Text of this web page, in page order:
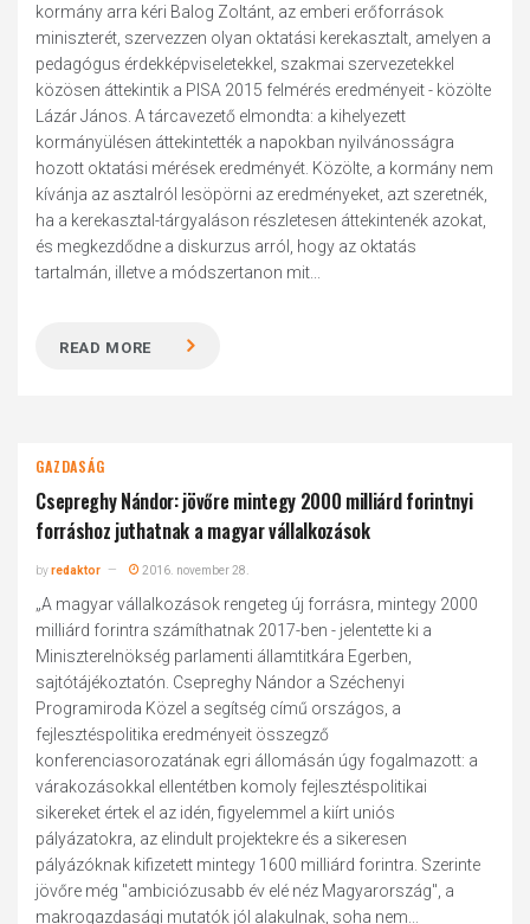
kormány arra kéri Balog Zoltánt, az emberi erőforrások
miniszterét, szervezzen olyan oktatási kerekasztalt, amelyen a
pedagógus érdekképviseletekkel, szakmai szervezetekkel
közösen áttekintik a PISA 2015 felmérés eredményeit - közölte
Lázár János. A tárcavezető elmondta: a kihelyezett
kormányülésen áttekintették a napokban nyilvánosságra
hozott oktatási mérések eredményét. Közölte, a kormány nem
kívánja az asztalról lesöpörni az eredményeket, azt szeretnék,
ha a kerekasztal-tárgyaláson részletesen áttekintenék azokat,
és megkezdődne a diskurzus arról, hogy az oktatás
tartalmán, illetve a módszertanon mit...
READ MORE
GAZDASÁG
Csepreghy Nándor: jövőre mintegy 2000 milliárd forintnyi
forráshoz juthatnak a magyar vállalkozások
byredaktor 2016. november 28.
„A magyar vállalkozások rengeteg új forrásra, mintegy 2000
milliárd forintra számíthatnak 2017-ben - jelentette ki a
Miniszterelnökség parlamenti államtitkára Egerben,
sajtótájékoztatón. Csepreghy Nándor a Széchenyi
Programiroda Közel a segítség című országos, a
fejlesztéspolitika eredményeit összegző
konferenciasorozatának egri állomásán úgy fogalmazott: a
várakozásokkal ellentétben komoly fejlesztéspolitikai
sikereket értek el az idén, figyelemmel a kiírt uniós
pályázatokra, az elindult projektekre és a sikeresen
pályázóknak kifizetett mintegy 1600 milliárd forintra. Szerinte
jövőre még "ambiciózusabb év elé néz Magyarország", a
makrogazdasági mutatók jól alakulnak, soha nem...